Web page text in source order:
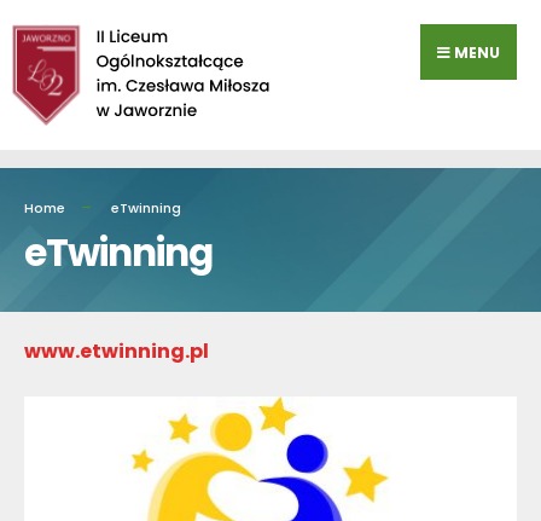
Przejdź
do
zawartości
MENU
Home eTwinning
eTwinning
www.etwinning.pl